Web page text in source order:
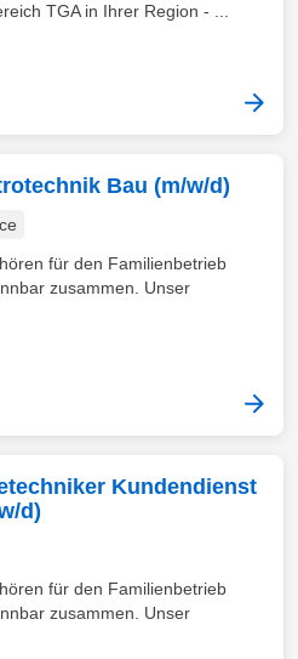
TGA in Ihrer Region - ...
Bau (m/w/d)
für den Familienbetrieb
zusammen. Unser
Kundendienst
d)
für den Familienbetrieb
zusammen. Unser